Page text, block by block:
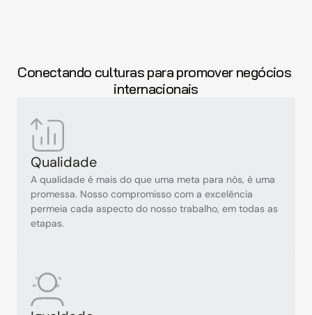
Conectando culturas para promover negócios
internacionais
Qualidade
A qualidade é mais do que uma meta para nós, é uma
promessa. Nosso compromisso com a excelência
permeia cada aspecto do nosso trabalho, em todas as
etapas.